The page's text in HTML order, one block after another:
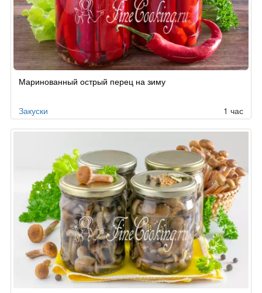
поМаринованный острый перец на зиму
Закуски 1 час